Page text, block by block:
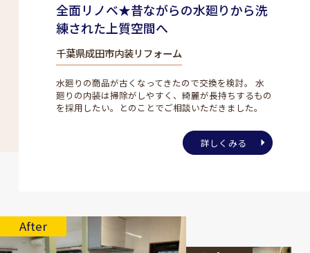
全面リノベ★昔ながらの水廻りから洗
練された上質空間へ
千葉県成田市内装リフォーム
水廻りの商品が古くなってきたので交換を検討。 水
廻りの内装は掃除がしやすく、綺麗が長持ちするもの
を採用したい。とのことでご相談いただきました。
詳しくみる
After